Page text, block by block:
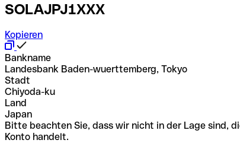
SOLAJPJ1XXX
Kopieren
Bankname
Landesbank Baden-wuerttemberg, Tokyo
Stadt
Chiyoda-ku
Land
Japan
Bitte beachten Sie, dass wir nicht in der Lage sind,
Konto handelt.